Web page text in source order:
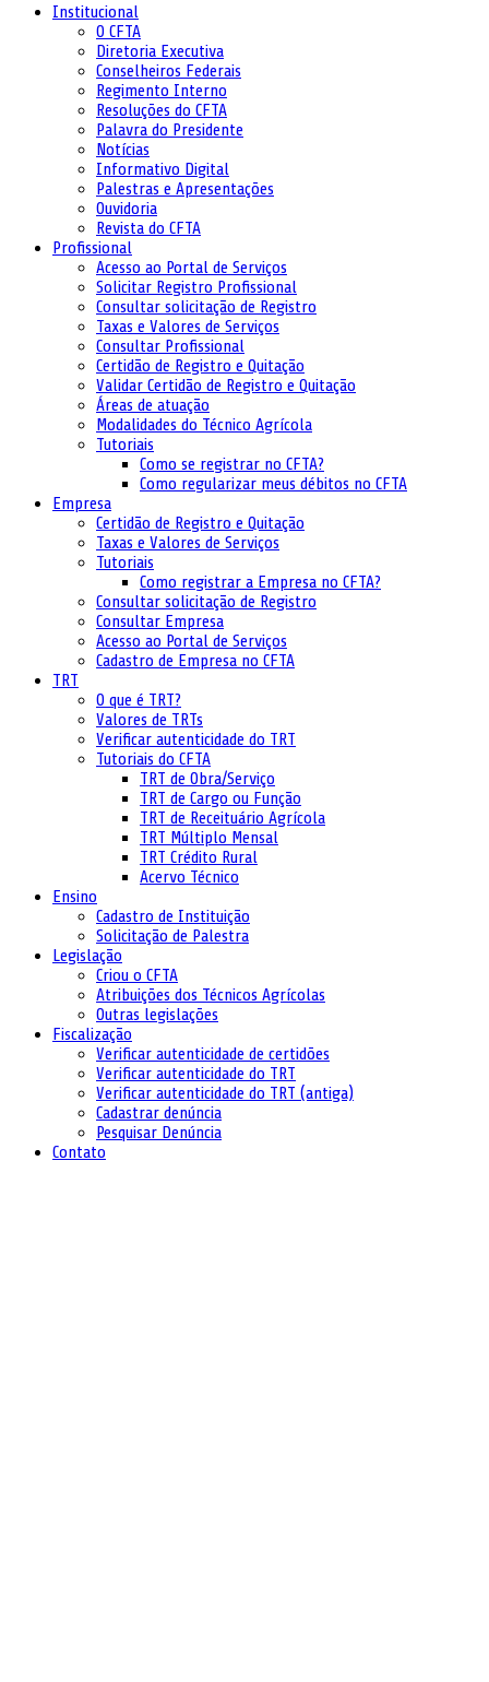
Institucional
O CFTA
Diretoria Executiva
Conselheiros Federais
Regimento Interno
Resoluções do CFTA
Palavra do Presidente
Notícias
Informativo Digital
Palestras e Apresentações
Ouvidoria
Revista do CFTA
Profissional
Acesso ao Portal de Serviços
Solicitar Registro Profissional
Consultar solicitação de Registro
Taxas e Valores de Serviços
Consultar Profissional
Certidão de Registro e Quitação
Validar Certidão de Registro e Quitação
Áreas de atuação
Modalidades do Técnico Agrícola
Tutoriais
Como se registrar no CFTA?
Como regularizar meus débitos no CFTA
Empresa
Certidão de Registro e Quitação
Taxas e Valores de Serviços
Tutoriais
Como registrar a Empresa no CFTA?
Consultar solicitação de Registro
Consultar Empresa
Acesso ao Portal de Serviços
Cadastro de Empresa no CFTA
TRT
O que é TRT?
Valores de TRTs
Verificar autenticidade do TRT
Tutoriais do CFTA
TRT de Obra/Serviço
TRT de Cargo ou Função
TRT de Receituário Agrícola
TRT Múltiplo Mensal
TRT Crédito Rural
Acervo Técnico
Ensino
Cadastro de Instituição
Solicitação de Palestra
Legislação
Criou o CFTA
Atribuições dos Técnicos Agrícolas
Outras legislações
Fiscalização
Verificar autenticidade de certidões
Verificar autenticidade do TRT
Verificar autenticidade do TRT (antiga)
Cadastrar denúncia
Pesquisar Denúncia
Contato